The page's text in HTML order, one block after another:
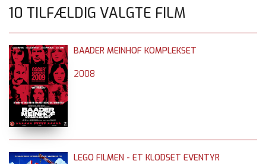
10 TILFÆLDIG VALGTE FILM
BAADER MEINHOF KOMPLEKSET
2008
LEGO FILMEN - ET KLODSET EVENTYR